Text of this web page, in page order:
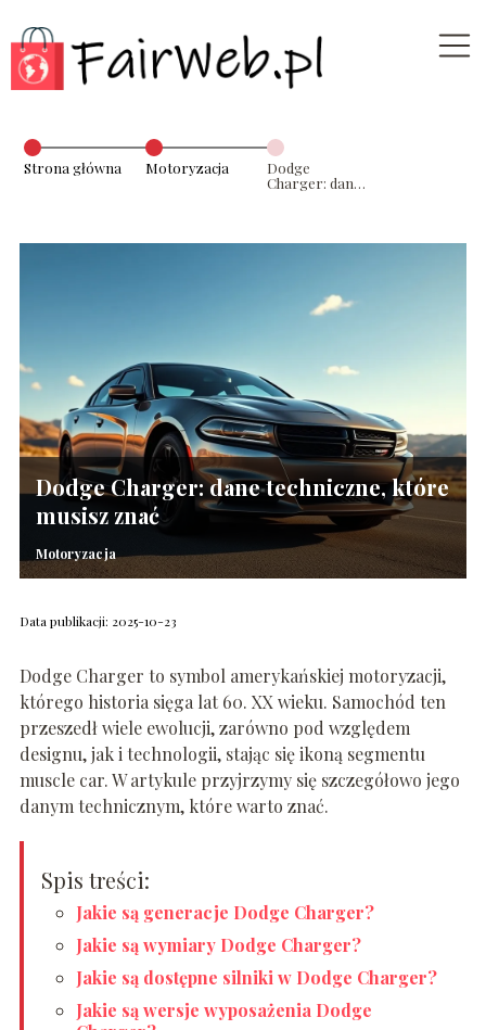
Strona główna Motoryzacja
Dodge
Charger: dane
Dodge Charger: dane techniczne, które
musisz znać
Motoryzacja
Data publikacji: 2025-10-23
Dodge Charger to symbol amerykańskiej motoryzacji,
którego historia sięga lat 60. XX wieku. Samochód ten
przeszedł wiele ewolucji, zarówno pod względem
designu, jak i technologii, stając się ikoną segmentu
muscle car. W artykule przyjrzymy się szczegółowo jego
danym technicznym, które warto znać.
Spis treści:
Jakie są generacje Dodge Charger?
Jakie są wymiary Dodge Charger?
Jakie są dostępne silniki w Dodge Charger?
Jakie są wersje wyposażenia Dodge